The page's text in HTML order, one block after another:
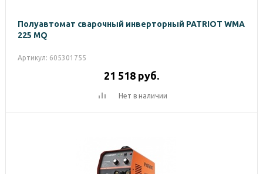
Полуавтомат сварочный инверторный PATRIOT WMA
225 MQ
Артикул: 605301755
21 518 руб.
Нет в наличии